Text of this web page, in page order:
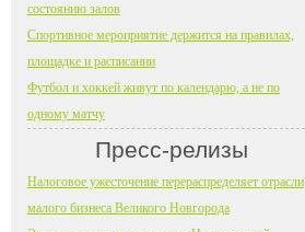
состоянию залов
Спортивное мероприятие держится на правилах,
площадке и расписании
Футбол и хоккей живут по календарю, а не по
одному матчу
Пресс-релизы
Налоговое ужесточение перераспределяет отрасли
малого бизнеса Великого Новгорода